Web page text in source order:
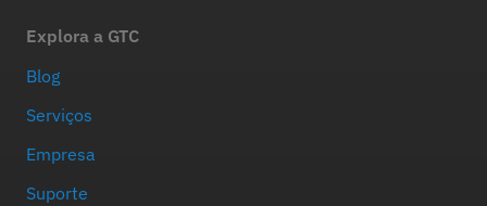
Explora a GTC
Blog
Serviços
Empresa
Suporte